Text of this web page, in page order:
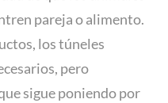
pareja o alimento.
los túneles
pero
sigue poniendo por